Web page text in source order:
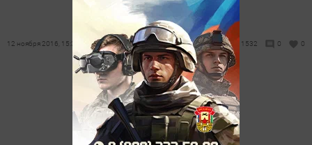
12 ноября 2016, 15:37 1532 0 0